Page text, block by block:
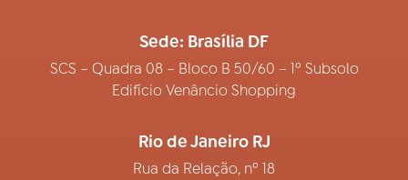
Sede: Brasília DF
SCS – Quadra 08 – Bloco B 50/60 – 1º Subsolo
Edifício Venâncio Shopping
Rio de Janeiro RJ
Rua da Relação, nº 18